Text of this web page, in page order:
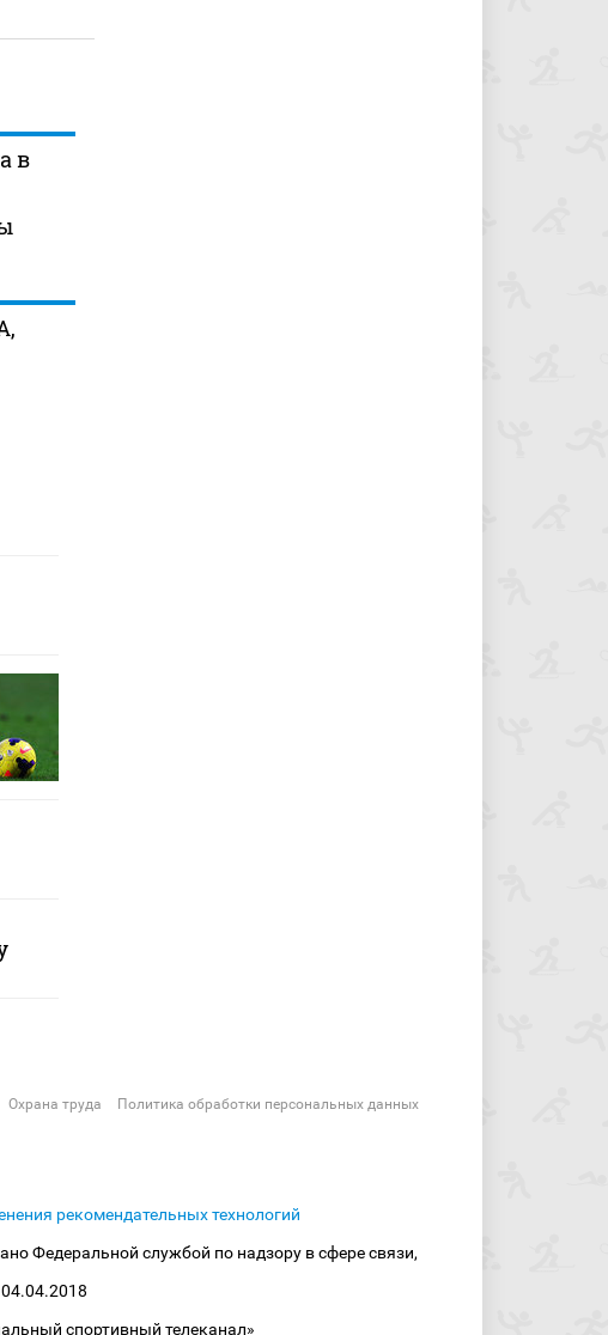
в
Охрана труда Политика обработки персональных данных
рекомендательных технологий
Федеральной службой по надзору в сфере связи,
спортивный телеканал»